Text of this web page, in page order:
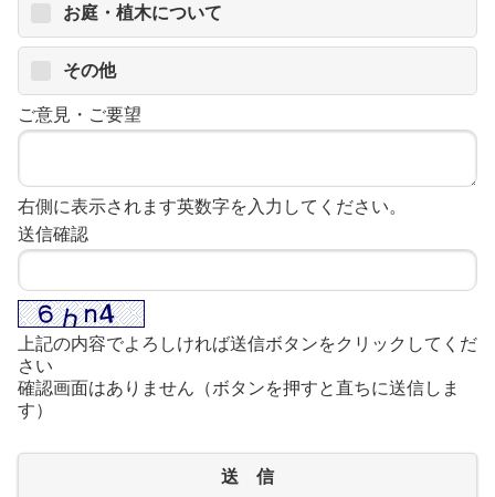
お庭・植木について
その他
ご意見・ご要望
右側に表示されます英数字を入力してください。
送信確認
上記の内容でよろしければ送信ボタンをクリックしてくだ
さい
確認画面はありません（ボタンを押すと直ちに送信しま
す）
送 信